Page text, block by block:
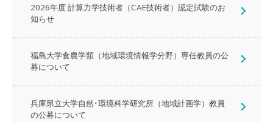
2026年度 計算力学技術者（CAE技術者）認定試験のお
知らせ
福島大学食農学類（地域環境情報学分野）専任教員の公
募について
兵庫県立大学自然･環境科学研究所（地域計画学）教員
の公募について